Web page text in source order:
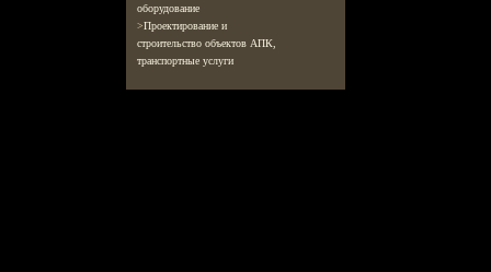
оборудование
>Проектирование и
строительство объектов АПК,
транспортные услуги